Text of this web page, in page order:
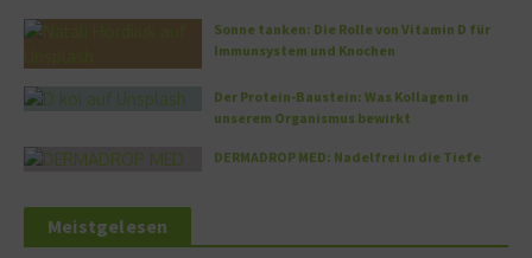
Sonne tanken: Die Rolle von Vitamin D für
Immunsystem und Knochen
Der Protein-Baustein: Was Kollagen in
unserem Organismus bewirkt
DERMADROP MED: Nadelfrei in die Tiefe
Meistgelesen